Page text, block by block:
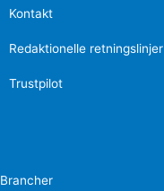
Kontakt
Redaktionelle retningslinjer
Trustpilot
Brancher